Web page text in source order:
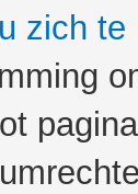
zich te